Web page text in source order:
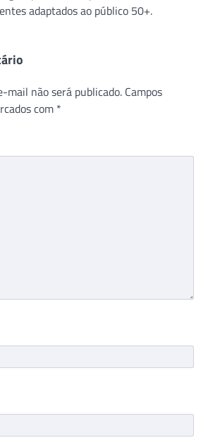
adaptados ao público 50+.
mail não será publicado. Campos
com *